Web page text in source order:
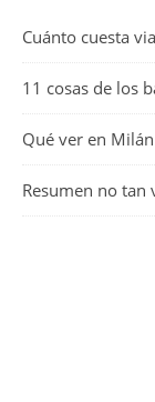
Cuánto cuesta
11 cosas de los
Qué ver en
Resumen no